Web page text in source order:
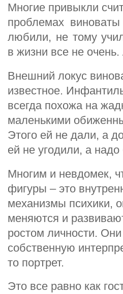
Многие привыкли
проблемах
любили, не тому
в жизни все не
Внешний локус
известное.
всегда похожа на
маленькими
Этого ей не дали, а
ей не угодили, а
Многим и невдомек,
фигуры – это
механизмы психики,
меняются и
ростом личности.
собственную
то портрет.
Это все равно как